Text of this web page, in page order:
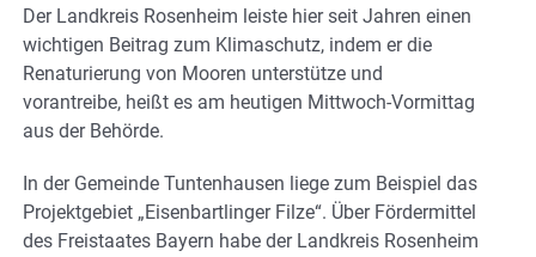
Der Landkreis Rosenheim leiste hier seit Jahren einen
wichtigen Beitrag zum Klimaschutz, indem er die
Renaturierung von Mooren unterstütze und
vorantreibe, heißt es am heutigen Mittwoch-Vormittag
aus der Behörde.
In der Gemeinde Tuntenhausen liege zum Beispiel das
Projektgebiet „Eisenbartlinger Filze“. Über Fördermittel
des Freistaates Bayern habe der Landkreis Rosenheim